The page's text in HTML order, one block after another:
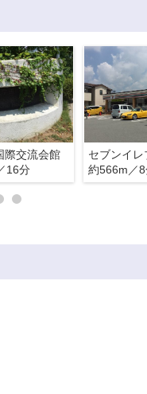
際交流会館
16分
約566m／